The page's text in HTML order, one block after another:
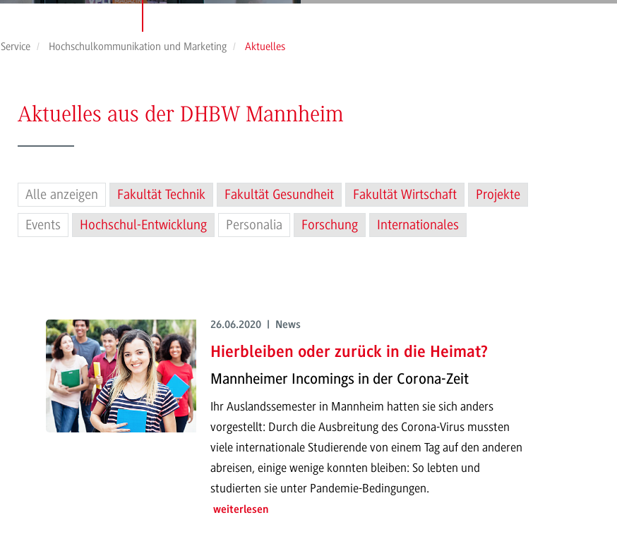
Service Hochschulkommunikation und Marketing Aktuelles
Aktuelles aus der DHBW Mannheim
Alle anzeigen Fakultät Technik Fakultät Gesundheit Fakultät Wirtschaft
Projekte
Events
Hochschul-Entwicklung Personalia Forschung Internationales
26.06.2020 | News
Hierbleiben oder zurück in die Heimat?
Mannheimer Incomings in der Corona-Zeit
Ihr Auslandssemester in Mannheim hatten sie sich anders
vorgestellt: Durch die Ausbreitung des Corona-Virus mussten
viele internationale Studierende von einem Tag auf den anderen
abreisen, einige wenige konnten bleiben: So lebten und
studierten sie unter Pandemie-Bedingungen.
weiterlesen